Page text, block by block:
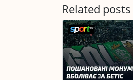
Related posts